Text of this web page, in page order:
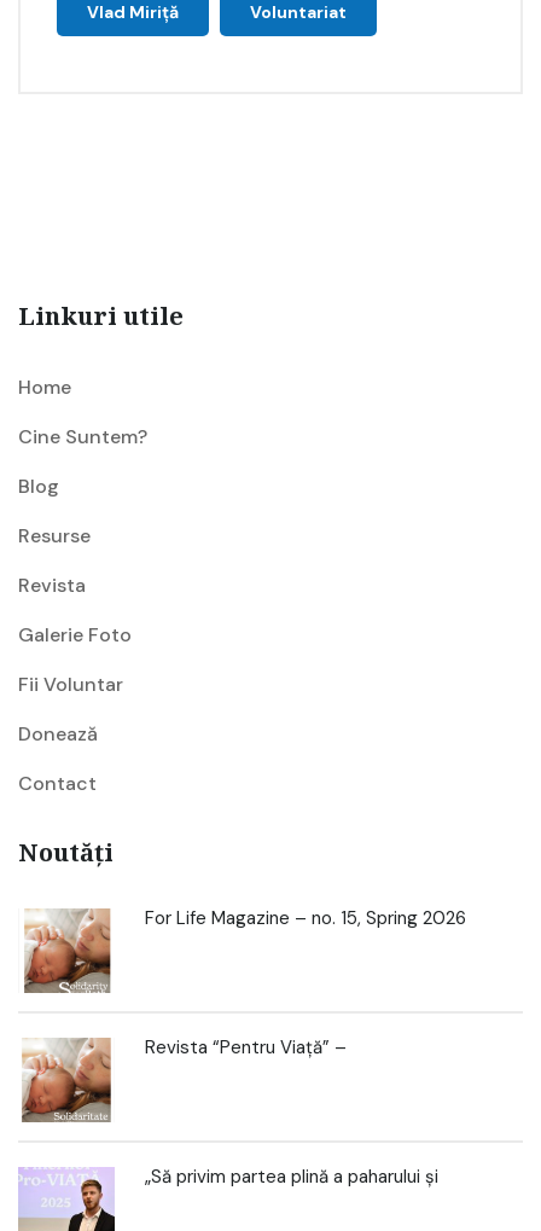
Vlad Miriță Voluntariat
Linkuri utile
Home
Cine Suntem?
Blog
Resurse
Revista
Galerie Foto
Fii Voluntar
Donează
Contact
Noutăți
For Life Magazine – no. 15, Spring 2026
Revista “Pentru Viață” –
„Să privim partea plină a paharului și